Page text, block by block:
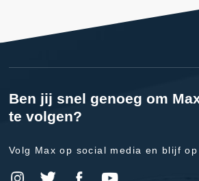
Ben jij snel genoeg om
te volgen?
Volg Max op social media en blijf op